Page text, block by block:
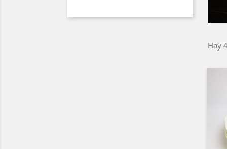
Hay